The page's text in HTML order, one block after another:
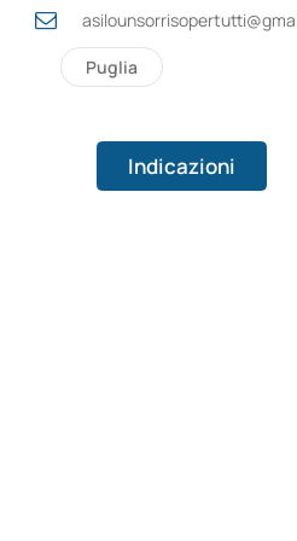
Puglia
Indicazioni